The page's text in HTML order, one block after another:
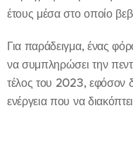
έτους μέσα στο οποίο
Για παράδειγμα, ένας
να συμπληρώσει την
τέλος του 2023, εφόσον
ενέργεια που να